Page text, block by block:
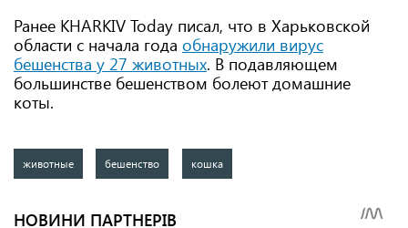
Ранее KHARKIV Today писал, что в Харьковской
области с начала года обнаружили вирус
бешенства у 27 животных. В подавляющем
большинстве бешенством болеют домашние
коты.
животные бешенство кошка